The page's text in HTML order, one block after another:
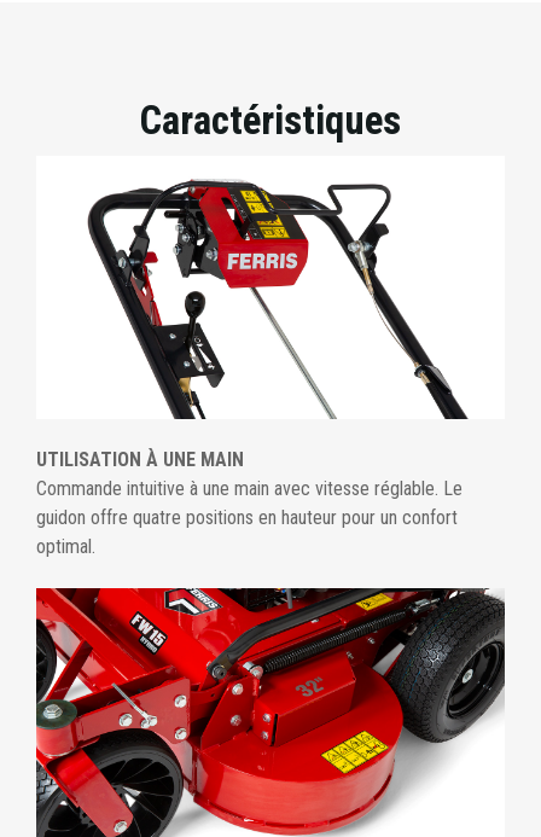
Caractéristiques
UTILISATION À UNE MAIN
Commande intuitive à une main avec vitesse réglable. Le
guidon offre quatre positions en hauteur pour un confort
optimal.